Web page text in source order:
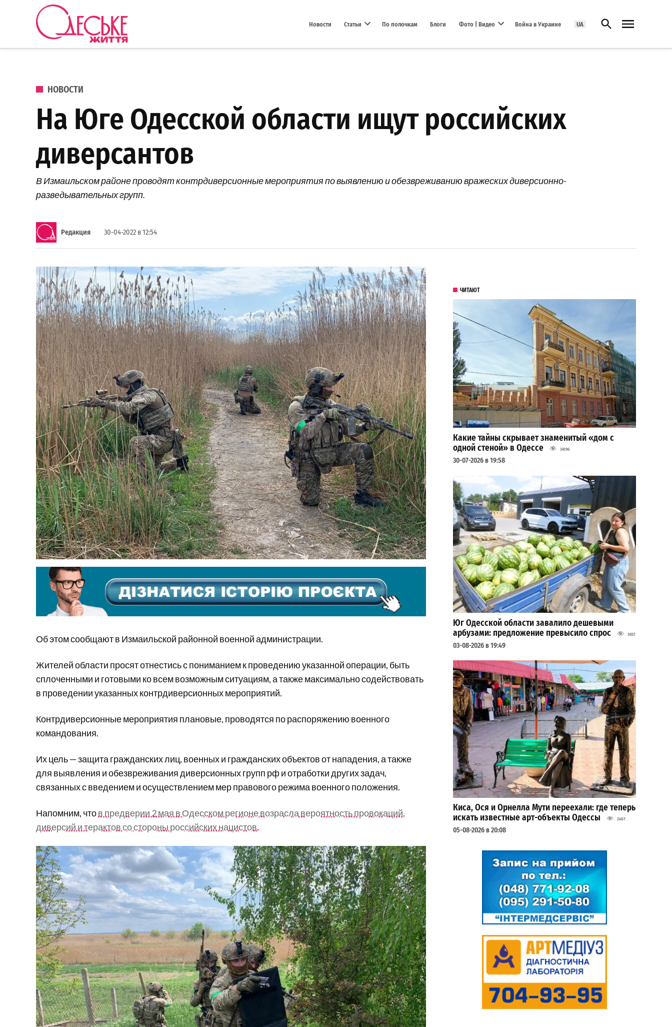
Перейти к содержанию
Новости Статьи По полочкам Блоги Фото | Видео Война в Украине UA Открыть поиск
ОПУБЛИКОВАНО В
НОВОСТИ
На Юге Одесской области ищут российских
диверсантов
В Измаильском районе проводят контрдиверсионные мероприятия по выявлению и обезвреживанию вражеских диверсионно-
разведывательных групп.
Редакция 30-04-2022 в 12:54
Об этом сообщают в Измаильской районной военной администрации.
Жителей области просят отнестись с пониманием к проведению указанной операции, быть
сплоченными и готовыми ко всем возможным ситуациям, а также максимально содействовать
в проведении указанных контрдиверсионных мероприятий.
Контрдиверсионные мероприятия плановые, проводятся по распоряжению военного
командования.
Их цель — защита гражданских лиц, военных и гражданских объектов от нападения, а также
для выявления и обезвреживания диверсионных групп рф и отработки других задач,
связанных с введением и осуществлением мер правового режима военного положения.
Напомним, чтов предверии 2 мая в Одесском регионе возрасла вероятность провокаций,
диверсий и терактов со стороны российских нацистов.
ЧИТАЮТ
Какие тайны скрывает знаменитый «дом с
одной стеной» в Одессе
34196
30-07-2026 в 19:58
Юг Одесской области завалило дешевыми
арбузами: предложение превысило спрос
3657
03-08-2026 в 19:49
Киса, Ося и Орнелла Мути переехали: где теперь
искать известные арт-объекты Одессы
2407
05-08-2026 в 20:08